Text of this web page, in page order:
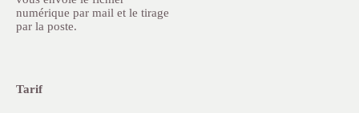
numérique par mail et le tirage
par la poste.
Tarif